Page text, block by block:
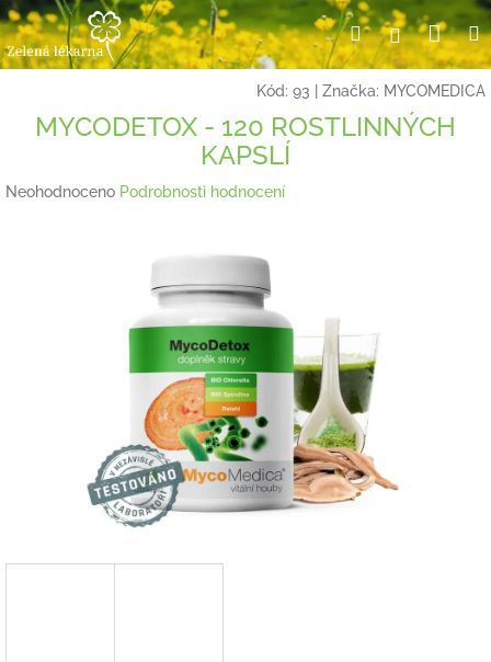
Přejít
na
obsah
HledatPřihlášení
Kód: 93 Značka: MYCOMEDICA
MYCODETOX - 120 ROSTLINNÝCH
KAPSLÍ
Průměrné
Neohodnoceno Podrobnosti hodnocení